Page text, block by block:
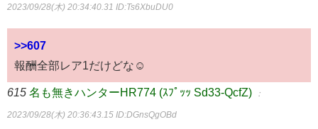
2023/09/28(木) 20:34:40.31 ID:Ts6XbuDU0
>>607
報酬全部レア1だけどな☺
615 名も無きハンターHR774 (ｽﾌﾟｯｯ Sd33-QcfZ) ：
2023/09/28(木) 20:36:43.15 ID:DGnsQgOBd